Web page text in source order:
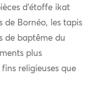
d’étoffe ikat
de Bornéo, les tapis
de baptême du
plus
religieuses que